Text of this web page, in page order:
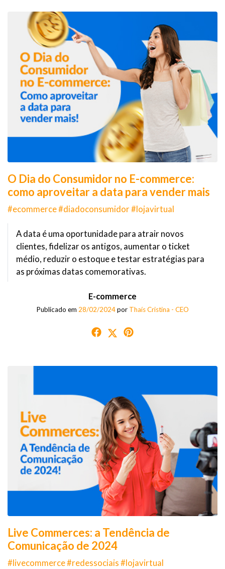
O Dia do Consumidor no E-commerce:
como aproveitar a data para vender mais
#ecommerce #diadoconsumidor #lojavirtual
A data é uma oportunidade para atrair novos
clientes, fidelizar os antigos, aumentar o ticket
médio, reduzir o estoque e testar estratégias para
as próximas datas comemorativas.
E-commerce
Publicado em 28/02/2024por Thaís Cristina - CEO
Live Commerces: a Tendência de
Comunicação de 2024
#livecommerce #redessociais #lojavirtual